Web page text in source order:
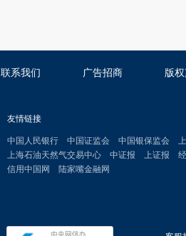
联系我们 广告招商 版
友情链接
中国人民银行 中国证监会 中国银保监会
上海石油天然气交易中心
中证报 上证报
信用中国网
陆家嘴金融网